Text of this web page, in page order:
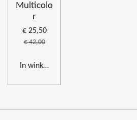
Multicolo
r
€ 25,50
€ 42,00
In winkelwagen